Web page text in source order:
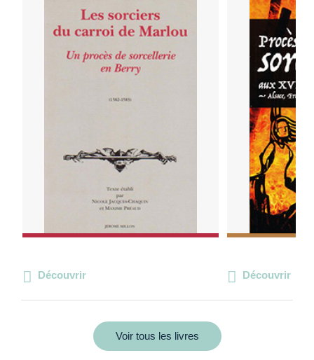
Découvrir Découvrir
Voir tous les livres